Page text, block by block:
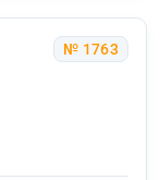
№ 1763